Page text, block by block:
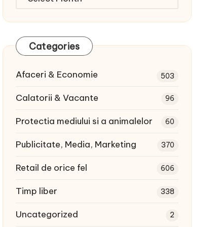
Categories
Afaceri & Economie 503
Calatorii & Vacante 96
Protectia mediului si a animalelor 60
Publicitate, Media, Marketing 370
Retail de orice fel 606
Timp liber 338
Uncategorized 2